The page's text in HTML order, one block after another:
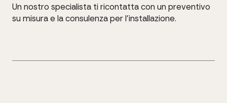
Un nostro specialista ti ricontatta con un preventivo
su misura e la consulenza per l'installazione.